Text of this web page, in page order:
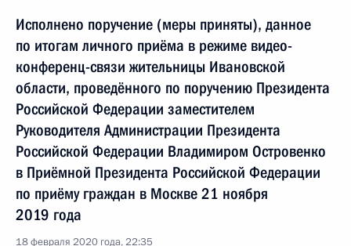
Исполнено поручение (меры приняты), данное
по итогам личного приёма в режиме видео-
конференц-связи жительницы Ивановской
области, проведённого по поручению Президента
Российской Федерации заместителем
Руководителя Администрации Президента
Российской Федерации Владимиром Островенко
в Приёмной Президента Российской Федерации
по приёму граждан в Москве 21 ноября
2019 года
18 февраля 2020 года, 22:35